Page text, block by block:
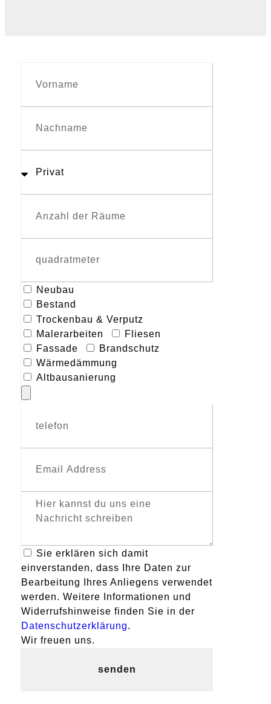
Neubau
Bestand
Trockenbau & Verputz
Malerarbeiten
Fliesen
Fassade
Brandschutz
Wärmedämmung
Altbausanierung
Sie erklären sich damit
einverstanden, dass Ihre Daten zur
Bearbeitung Ihres Anliegens verwendet
werden. Weitere Informationen und
Widerrufshinweise finden Sie in der
Datenschutzerklärung.
Wir freuen uns.
senden